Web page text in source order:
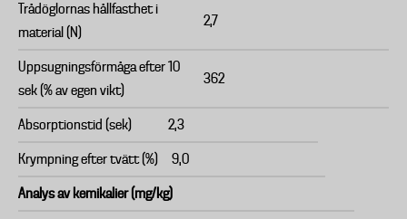
Trådöglornas hållfasthet i
material (N)
2,7
Uppsugningsförmåga efter 10
sek (% av egen vikt)
362
Absorptionstid (sek) 2,3
Krympning efter tvätt (%) 9,0
Analys av kemikalier (mg/kg)